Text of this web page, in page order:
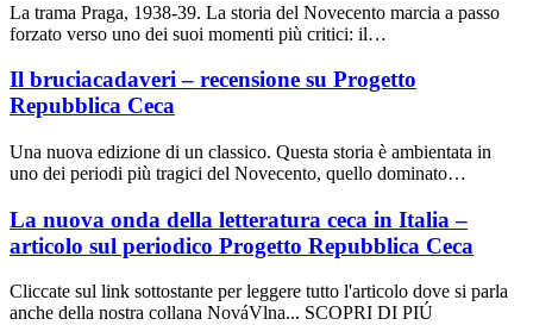
La trama Praga, 1938-39. La storia del Novecento marcia a passo
forzato verso uno dei suoi momenti più critici: il…
Il bruciacadaveri – recensione su Progetto
Repubblica Ceca
Una nuova edizione di un classico. Questa storia è ambientata in
uno dei periodi più tragici del Novecento, quello dominato…
La nuova onda della letteratura ceca in Italia –
articolo sul periodico Progetto Repubblica Ceca
Cliccate sul link sottostante per leggere tutto l'articolo dove si parla
anche della nostra collana NováVlna... SCOPRI DI PIÚ